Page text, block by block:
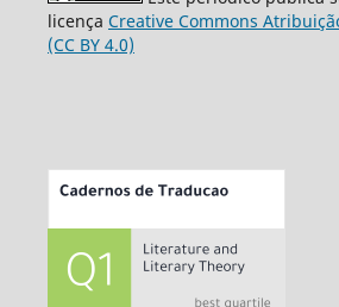
licença Creative Commons
(CC BY 4.0)